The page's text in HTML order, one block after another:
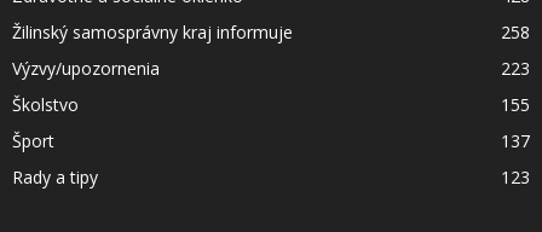
Žilinský samosprávny kraj informuje
258
Výzvy/upozornenia
223
Školstvo
155
Šport
137
Rady a tipy
123